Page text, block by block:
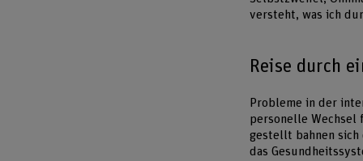
versteht, was ich
Reise durch
Probleme in der
personelle Wechsel
gestellt bahnen sich
das